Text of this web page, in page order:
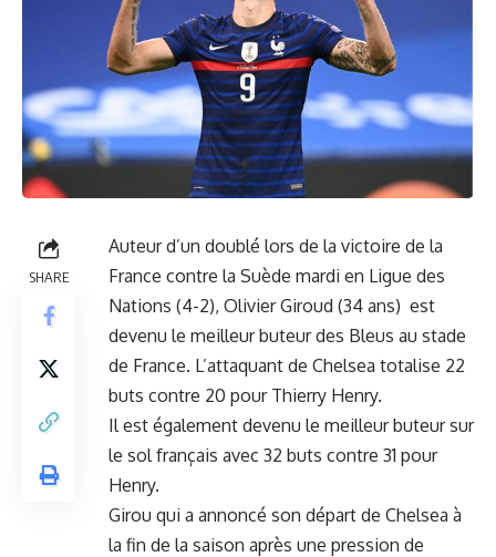
SHARE
Auteur d’un doublé lors de la victoire de la
France contre la Suède mardi en Ligue des
Nations (4-2), Olivier Giroud (34 ans) est
devenu le meilleur buteur des Bleus au stade
de France. L’attaquant de Chelsea totalise 22
buts contre 20 pour Thierry Henry.
Il est également devenu le meilleur buteur sur
le sol français avec 32 buts contre 31 pour
Henry.
Girou qui a annoncé son départ de Chelsea à
la fin de la saison après une pression de